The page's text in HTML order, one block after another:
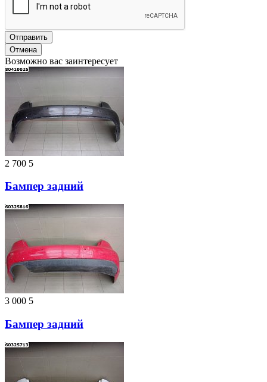
Отправить
Отмена
Возможно вас заинтересует
2 700 5
Бампер задний
3 000 5
Бампер задний